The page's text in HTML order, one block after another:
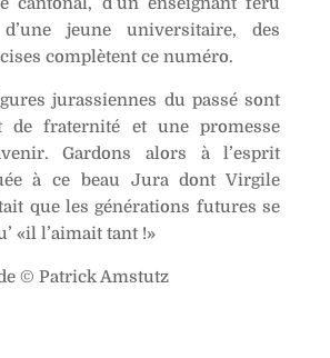
jeune universitaire, des
complètent ce numéro.
jurassiennes du passé sont
de fraternité et une promesse
Gardons alors à l’esprit
à ce beau Jura dont Virgile
que les générations futures se
«il l’aimait tant !»
© Patrick Amstutz